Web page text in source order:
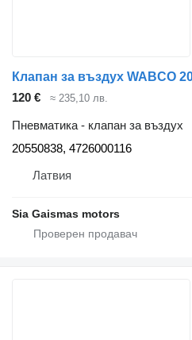
120 € ≈ 235,10 лв.
Пневматика - клапан за въздух
20550838, 4726000116
Латвия
Sia Gaismas motors